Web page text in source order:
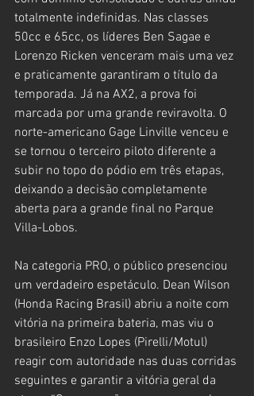
totalmente indefinidas. Nas classes
50cc e 65cc, os líderes Ben Sagae e
Lorenzo Ricken venceram mais uma vez
e praticamente garantiram o título da
temporada. Já na AX2, a prova foi
marcada por uma grande reviravolta. O
norte-americano Gage Linville venceu e
se tornou o terceiro piloto diferente a
subir no topo do pódio em três etapas,
deixando a decisão completamente
aberta para a grande final no Parque
Villa-Lobos.
Na categoria PRO, o público presenciou
um verdadeiro espetáculo. Dean Wilson
(Honda Racing Brasil) abriu a noite com
vitória na primeira bateria, mas viu o
brasileiro Enzo Lopes (Pirelli/Motul)
reagir com autoridade nas duas corridas
seguintes e garantir a vitória geral da